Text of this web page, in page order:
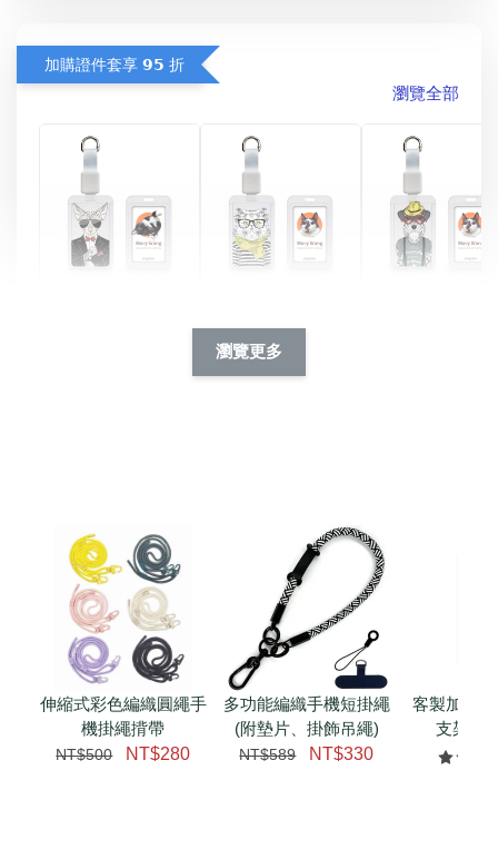
加購證件套享 𝟵𝟱 折
瀏覽全部
件套(附伸縮卡扣)
CSAA05
加入購物車
瀏覽更多
瀏覽更多
伸縮式彩色編織圓繩手
機掛繩揹帶
NT$500 NT$280
多功能編織手機短掛繩
(附墊片、掛飾吊繩)
NT$589 NT$330
客製加購
支架 腕